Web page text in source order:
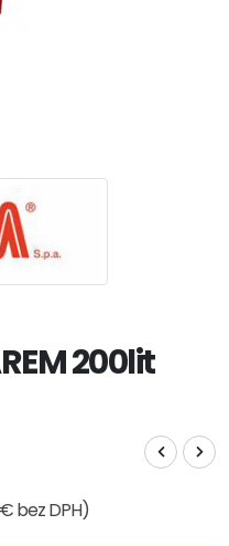
200lit
bez DPH)